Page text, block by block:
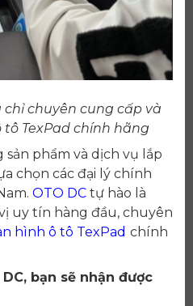
chỉ chuyên cung cấp và
TexPad chính hãng
phẩm và dịch vụ lắp
chọn các đại lý chính
OTO DC tự hào là
uy tín hàng đầu, chuyên
hình ô tô TexPad chính
bạn sẽ nhận được